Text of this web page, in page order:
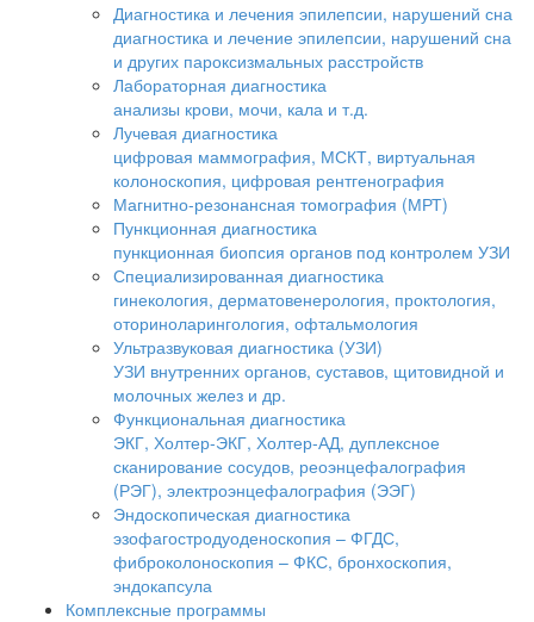
Диагностика и лечения эпилепсии, нарушений сна
диагностика и лечение эпилепсии, нарушений сна
и других пароксизмальных расстройств
Лабораторная диагностика
анализы крови, мочи, кала и т.д.
Лучевая диагностика
цифровая маммография, МСКТ, виртуальная
колоноскопия, цифровая рентгенография
Магнитно-резонансная томография (МРТ)
Пункционная диагностика
пункционная биопсия органов под контролем УЗИ
Специализированная диагностика
гинекология, дерматовенерология, проктология,
оториноларингология, офтальмология
Ультразвуковая диагностика (УЗИ)
УЗИ внутренних органов, суставов, щитовидной и
молочных желез и др.
Функциональная диагностика
ЭКГ, Холтер-ЭКГ, Холтер-АД, дуплексное
сканирование сосудов, реоэнцефалография
(РЭГ), электроэнцефалография (ЭЭГ)
Эндоскопическая диагностика
эзофагостродуоденоскопия – ФГДС,
фиброколоноскопия – ФКС, бронхоскопия,
эндокапсула
Комплексные программы